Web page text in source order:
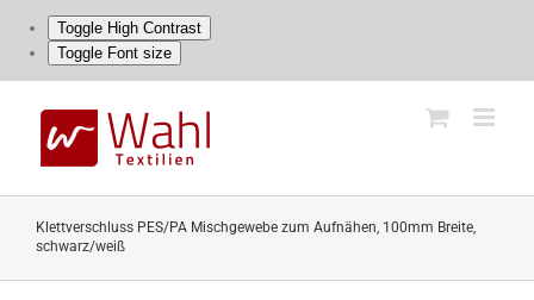
Toggle High Contrast
Toggle Font size
content
Klettverschluss PES/PA Mischgewebe zum Aufnähen, 100mm Breite,
schwarz/weiß